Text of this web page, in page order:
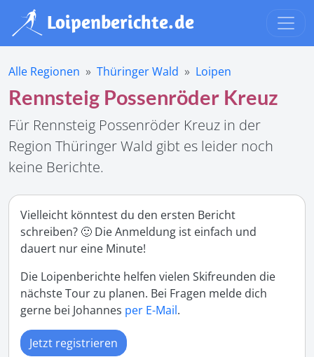
Alle Regionen Thüringer Wald Loipen
Rennsteig Possenröder Kreuz
Für Rennsteig Possenröder Kreuz in der
Region Thüringer Wald gibt es leider noch
keine Berichte.
Vielleicht könntest du den ersten Bericht
schreiben? 🙂 Die Anmeldung ist einfach und
dauert nur eine Minute!
Die Loipenberichte helfen vielen Skifreunden die
nächste Tour zu planen. Bei Fragen melde dich
gerne bei Johannes per E-Mail.
Jetzt registrieren